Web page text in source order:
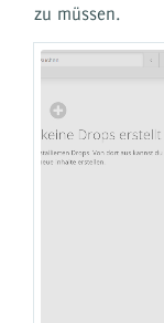
zu müssen.